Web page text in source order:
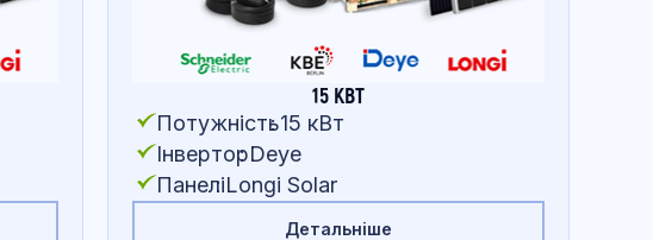
15 КВТ
Потужність
:15 кВт
Інвертор
: Deye
Панелі
: Longi Solar
Детальніше